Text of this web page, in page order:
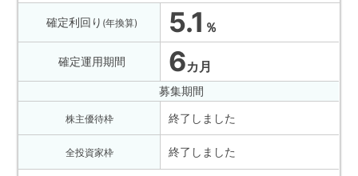
確定利回り (年換算) 5.1 ％
確定運用期間 6カ月
募集期間
株主優待枠
全投資家枠
終了しました
終了しました